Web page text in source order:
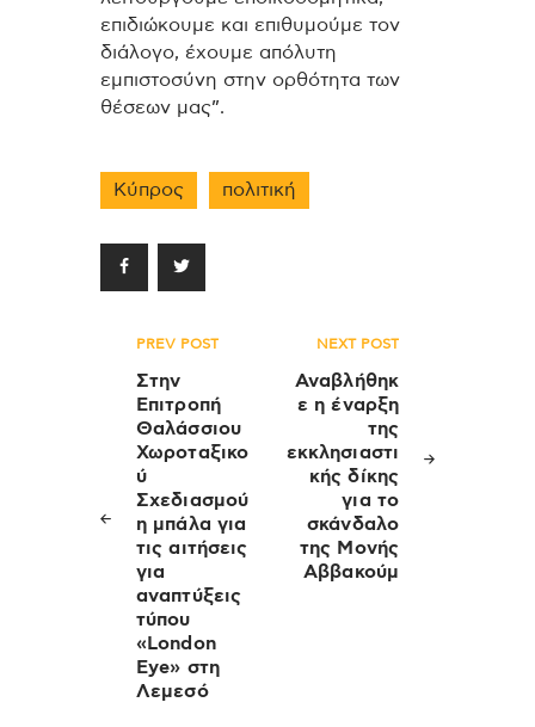
επιδιώκουμε και επιθυμούμε τον
διάλογο, έχουμε απόλυτη
εμπιστοσύνη στην ορθότητα των
θέσεων μας”.
Κύπρος πολιτική
Πλοήγηση
άρθρων
PREV POST
Στην
Επιτροπή
Θαλάσσιου
Χωροταξικο
ύ
Σχεδιασμού
η μπάλα για
τις αιτήσεις
για
αναπτύξεις
τύπου
«London
Eye» στη
Λεμεσό
NEXT POST
Αναβλήθηκ
ε η έναρξη
της
εκκλησιαστι
κής δίκης
για το
σκάνδαλο
της Μονής
Αββακούμ